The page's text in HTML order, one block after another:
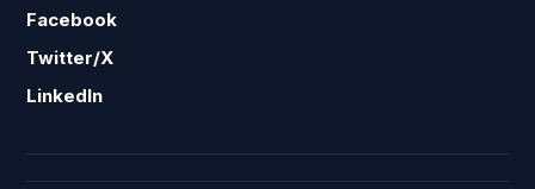
Facebook
Twitter/X
LinkedIn